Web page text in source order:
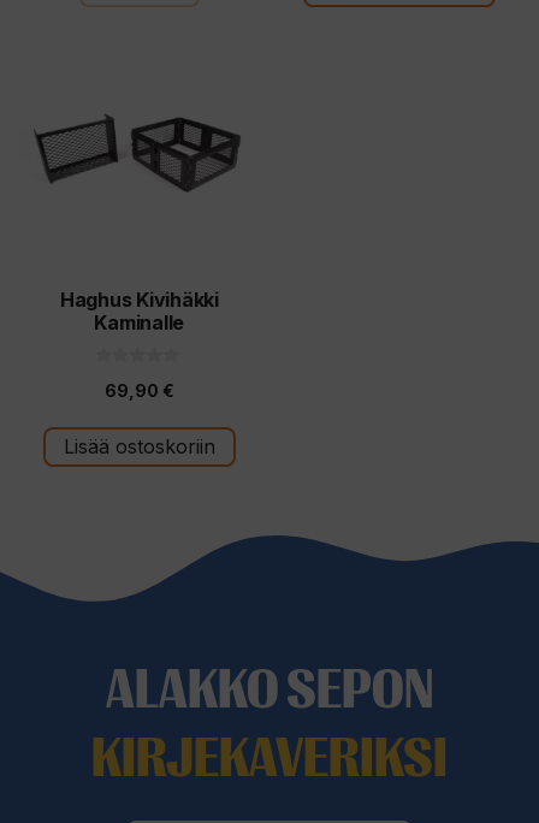
Haghus Kivihäkki
Kaminalle
s
t
ä
69,90 €
Lisää ostoskoriin
ALAKKO SEPON
KIRJEKAVERIKSI